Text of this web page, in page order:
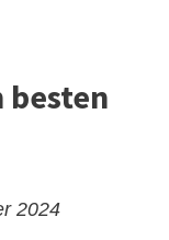
besten
2024